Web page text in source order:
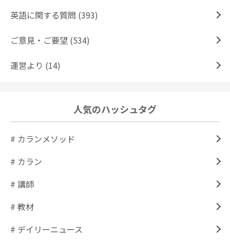
英語に関する質問 (393)
ご意見・ご要望 (534)
運営より (14)
人気のハッシュタグ
# カランメソッド
# カラン
# 講師
# 教材
# デイリーニュース